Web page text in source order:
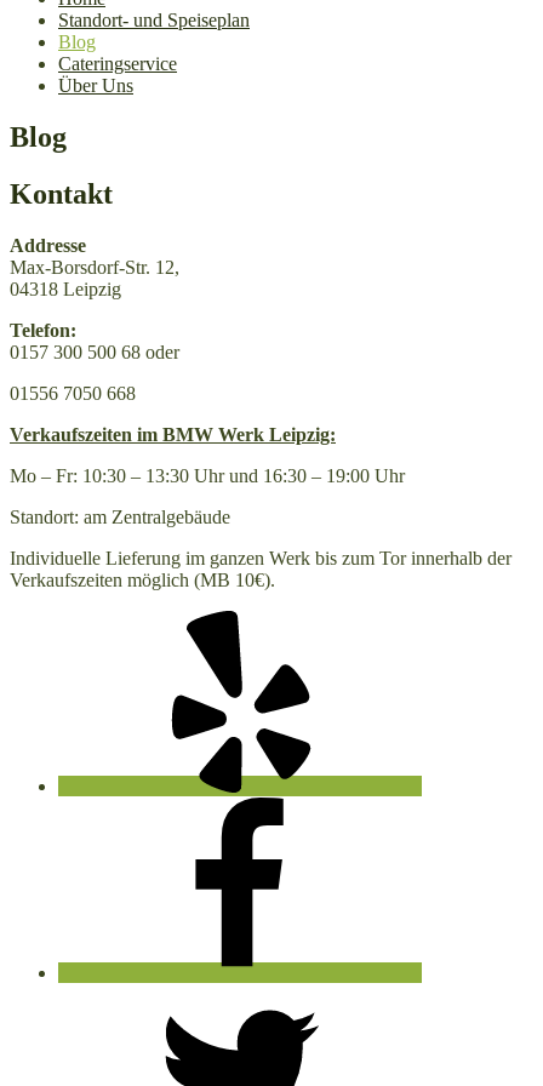
Standort- und Speiseplan
Blog
Cateringservice
Über Uns
Blog
Kontakt
Addresse
Max-Borsdorf-Str. 12,
04318 Leipzig
Telefon:
0157 300 500 68 oder
01556 7050 668
Verkaufszeiten im BMW Werk Leipzig:
Mo – Fr: 10:30 – 13:30 Uhr und 16:30 – 19:00 Uhr
Standort: am Zentralgebäude
Individuelle Lieferung im ganzen Werk bis zum Tor innerhalb der
Verkaufszeiten möglich (MB 10€).